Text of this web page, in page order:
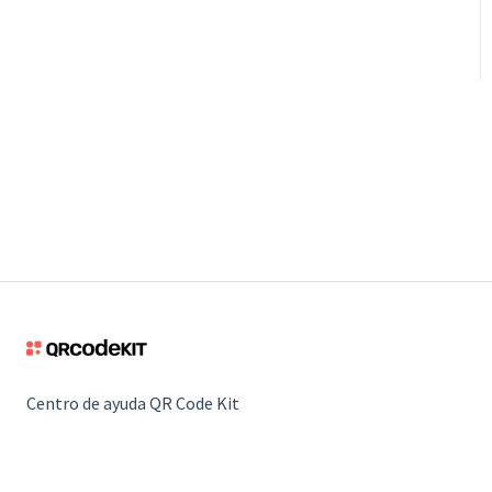
Centro de ayuda QR Code Kit